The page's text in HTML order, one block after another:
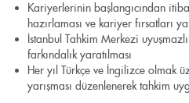
Kariyerlerinin başlangıcından
hazırlaması ve kariyer fırsatları
İstanbul Tahkim Merkezi
farkındalık yaratılması
Her yıl Türkçe ve İngilizce olmak
yarışması düzenlenerek tahkim